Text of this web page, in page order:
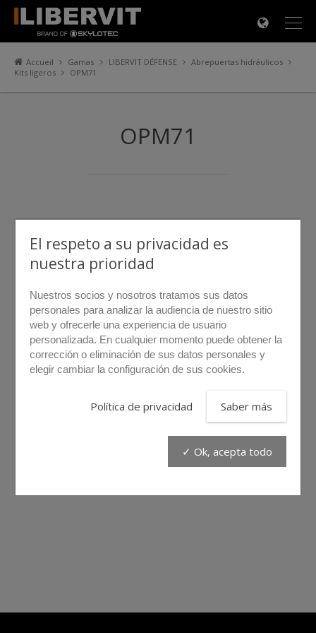
Accueil Gamas LIBERVIT DÉFENSE
Abrepuertas hidráulicos
Kits ligeros
OPM71
OPM71
×
El respeto a su privacidad es
nuestra prioridad
Nuestros socios y nosotros tratamos sus datos
personales para analizar la audiencia de nuestro sitio
web y ofrecerle una experiencia de usuario
personalizada. En cualquier momento puede obtener la
corrección o eliminación de sus datos personales y
elegir cambiar la configuración de sus cookies.
Política de privacidad Saber más
✓ Ok, acepta todo